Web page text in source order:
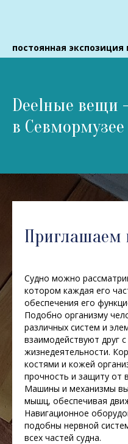
постоянная экспозиция
Deelные вещи
в Севмормузее
Приглашаем
Судно можно
котором каждая его
обеспечения его
Подобно организму
различных систем и
взаимодействуют друг
жизнедеятельности.
костями и кожей
прочность и защиту от
Машины и механизмы
мышц, обеспечивая
Навигационное
подобны нервной
всех частей судна.